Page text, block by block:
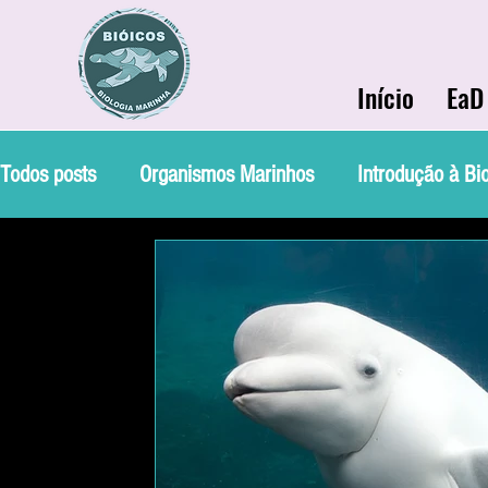
Início EaD
Todos posts Organismos Marinhos Introdução à
Ecologia Marinha
Bio Marinha Informação Soluções Ambientais